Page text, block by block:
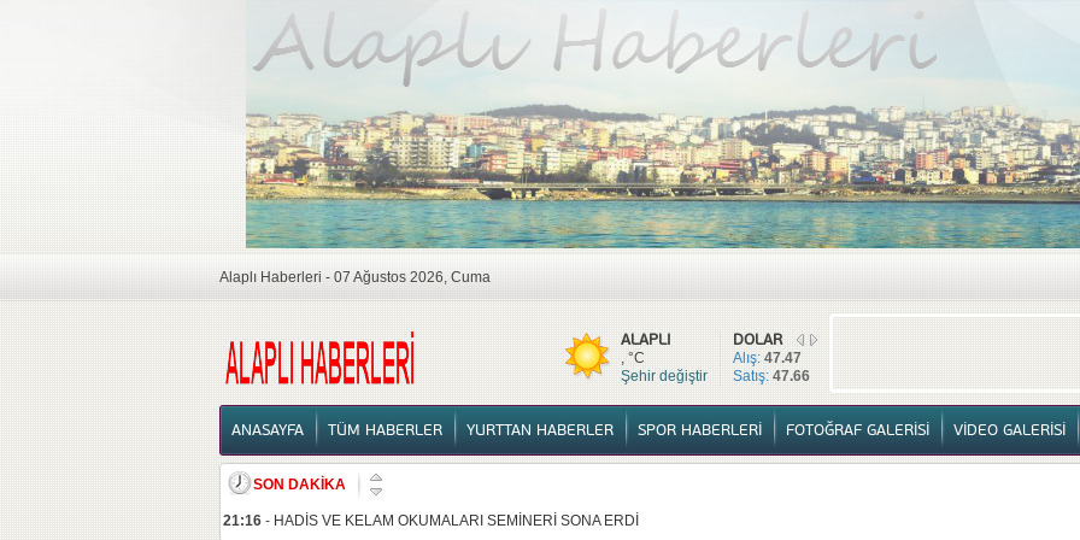
Alaplı Haberleri - 07 Ağustos 2026, Cuma
ANASAYFA TÜM HABERLER YURTTAN HABERLER SPOR HABERLERİ
DOLAR
Alış:47.47
Satış:47.66
ALAPLI
, °C
Şehir değiştir
ANASAYFA TÜM HABERLER YURTTAN HABERLER SPOR HABERLERİ FOTOĞRAF GALERİSİ VİDEO GALERİSİ
SON DAKİKA
21:16 - HADİS VE KELAM OKUMALARI SEMİNERİ SONA ERDİ